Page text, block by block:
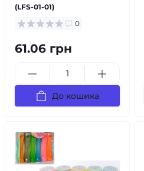
(LFS-01-01)
0
61.06 грн
До кошика